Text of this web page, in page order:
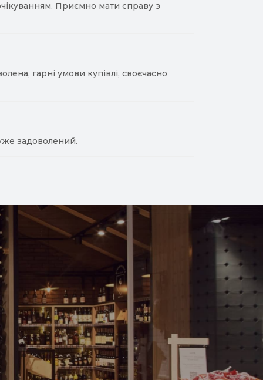
Приємно мати справу з
гарні умови купівлі, своєчасно
задоволений.